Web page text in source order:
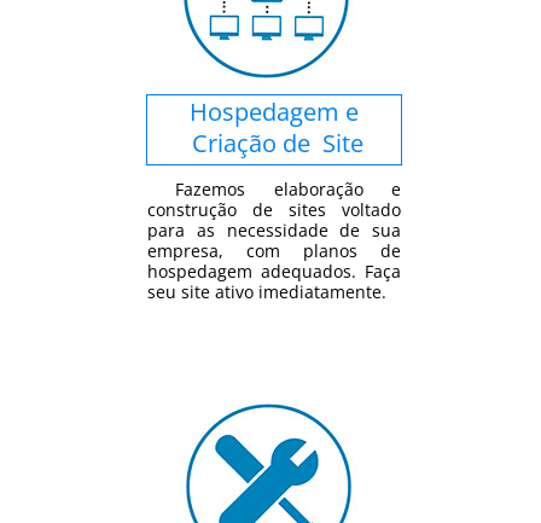
Hospedagem e
Criação de Site
Fazemos elaboração e
construção de sites voltado
para as necessidade de sua
empresa, com planos de
hospedagem adequados. Faça
seu site ativo imediatamente.